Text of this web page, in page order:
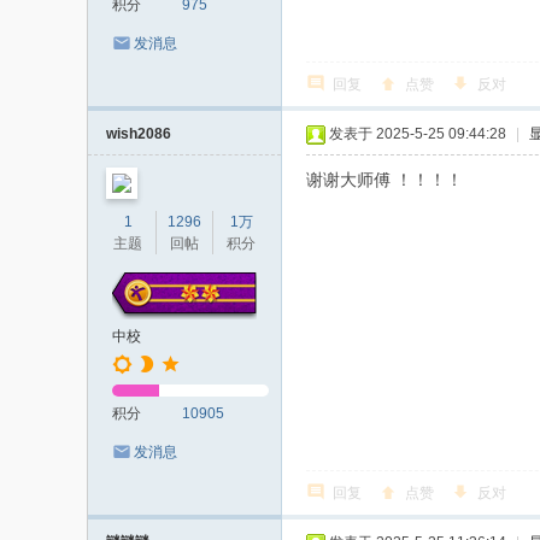
积分 975
发消息
回复 点赞 反对
wish2086
1
主题
1296
回帖
1万
积分
中校
积分 10905
发消息
发表于 2025-5-25 09:44:28
谢谢大师傅 ！！！！
回复 点赞 反对